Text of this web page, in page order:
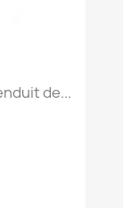
de...